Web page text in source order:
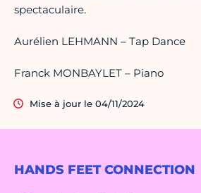
HANDS FEET CONNECTION
spectaculaire.
Aurélien LEHMANN – Tap Dance
Franck MONBAYLET – Piano
Mise à jour le 04/11/2024